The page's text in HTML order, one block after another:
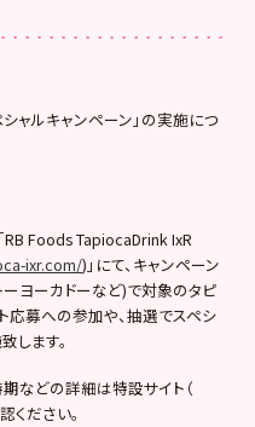
ャルキャンペーン」の実施につ
RB Foods TapiocaDrink IxR
ixr.com/)」にて、キャンペーン
ヨーカドーなど)で対象のタピ
応募への参加や、抽選でスペシ
します。
などの詳細は特設サイト（
ください。